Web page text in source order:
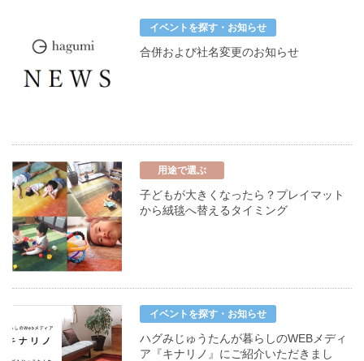
イベントを探す・お知らせ
合併および社名変更のお知らせ
用途で選ぶ
子どもが大きくなったら？プレイマット
から絨毯へ替えるタイミング
イベントを探す・お知らせ
ハグみじゅうたんが暮らしのWEBメディ
ア『キナリノ』にご紹介いただきまし